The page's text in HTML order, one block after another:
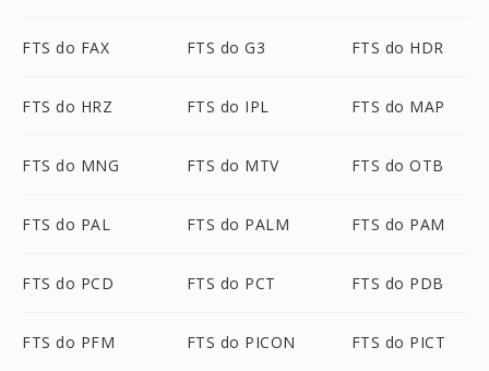
FTS do FAX FTS do G3 FTS do HDR
FTS do HRZ FTS do IPL FTS do MAP
FTS do MNG FTS do MTV FTS do OTB
FTS do PAL FTS do PALM FTS do PAM
FTS do PCD FTS do PCT FTS do PDB
FTS do PFM FTS do PICON FTS do PICT